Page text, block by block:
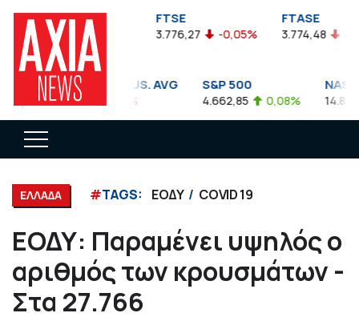
FTSEA
899,47 -0,04%
FTSE
3.776,27 -0,05%
FTASE
3.774,48 -
DOW JONES INDUS. AVG
35.911,81 -0,56%
S&P 500
4.662,85 0,08% 14.893,75
ΕΛΛΑΔΑ #TAGS: ΕΟΔΥ COVID 19
ΕΟΔΥ: Παραμένει υψηλός ο
αριθμός των κρουσμάτων -
Στα 27.766